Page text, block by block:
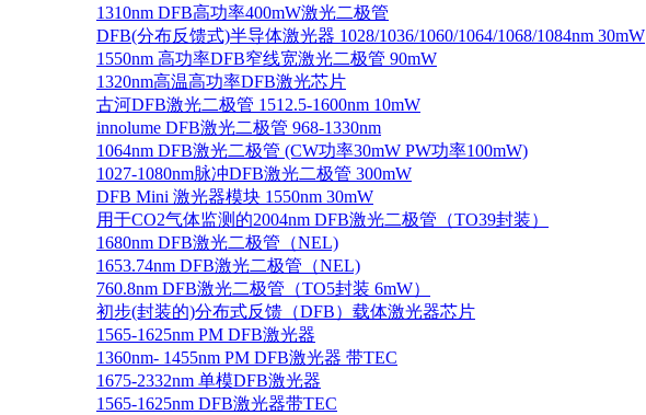
1310nm DFB高功率400mW激光二极管
DFB(分布反馈式)半导体激光器 1028/1036/1060/1064/1068/1084nm 30mW
1550nm 高功率DFB窄线宽激光二极管 90mW
1320nm高温高功率DFB激光芯片
古河DFB激光二极管 1512.5-1600nm 10mW
innolume DFB激光二极管 968-1330nm
1064nm DFB激光二极管 (CW功率30mW PW功率100mW)
1027-1080nm脉冲DFB激光二极管 300mW
DFB Mini 激光器模块 1550nm 30mW
用于CO2气体监测的2004nm DFB激光二极管（TO39封装）
1680nm DFB激光二极管（NEL)
1653.74nm DFB激光二极管（NEL)
760.8nm DFB激光二极管（TO5封装 6mW）
初步(封装的)分布式反馈（DFB）载体激光器芯片
1565-1625nm PM DFB激光器
1360nm- 1455nm PM DFB激光器 带TEC
1675-2332nm 单模DFB激光器
1565-1625nm DFB激光器带TEC